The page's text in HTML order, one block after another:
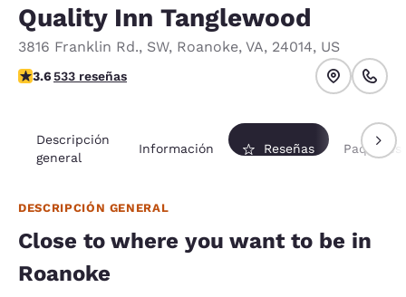
Quality Inn Tanglewood
3816 Franklin Rd., SW, Roanoke, VA, 24014, US
calificación de 3.65 estrellas. Bueno.
3.6533 reseñas
Descripción
general
Información Reseñas Paquetes
DESCRIPCIÓN GENERAL
Close to where you want to be in
Roanoke